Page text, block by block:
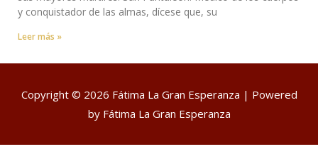
y conquistador de las almas, dícese que, su
Leer más »
Copyright © 2026 Fátima La Gran Esperanza | Powered
by Fátima La Gran Esperanza